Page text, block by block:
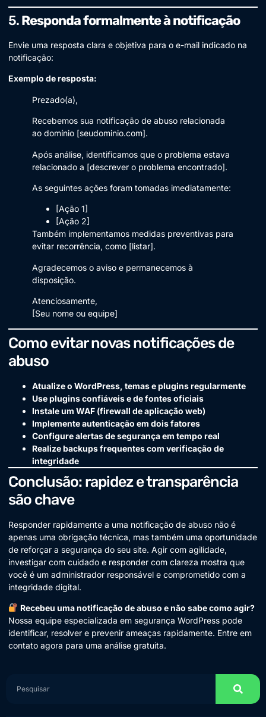
5.Responda formalmente à notificação
Envie uma resposta clara e objetiva para o e-mail indicado na
notificação:
Exemplo de resposta:
Prezado(a),
Recebemos sua notificação de abuso relacionada
ao domínio [seudominio.com].
Após análise, identificamos que o problema estava
relacionado a [descrever o problema encontrado].
As seguintes ações foram tomadas imediatamente:
[Ação 1]
[Ação 2]
Também implementamos medidas preventivas para
evitar recorrência, como [listar].
Agradecemos o aviso e permanecemos à
disposição.
Atenciosamente,
[Seu nome ou equipe]
Como evitar novas notificações de
abuso
Atualize o WordPress, temas e plugins regularmente
Use plugins confiáveis e de fontes oficiais
Instale um WAF (firewall de aplicação web)
Implemente autenticação em dois fatores
Configure alertas de segurança em tempo real
Realize backups frequentes com verificação de
integridade
Conclusão: rapidez e transparência
são chave
Responder rapidamente a uma notificação de abuso não é
apenas uma obrigação técnica, mas também uma oportunidade
de reforçar a segurança do seu site. Agir com agilidade,
investigar com cuidado e responder com clareza mostra que
você é um administrador responsável e comprometido com a
integridade digital.
Recebeu uma notificação de abuso e não sabe como agir?
Nossa equipe especializada em segurança WordPress pode
identificar, resolver e prevenir ameaças rapidamente. Entre em
contato agora para uma análise gratuita.